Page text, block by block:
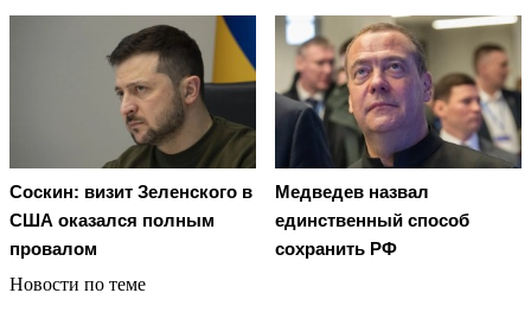
Соскин: визит Зеленского в
США оказался полным
провалом
Медведев назвал
единственный способ
сохранить РФ
Новости по теме